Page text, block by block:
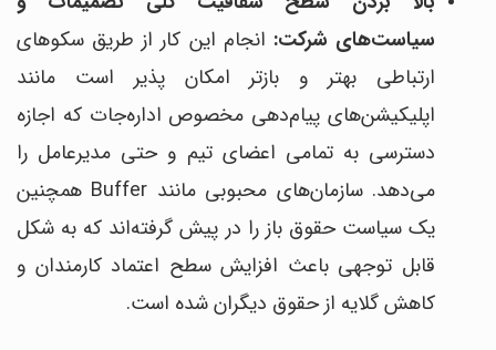
سیاست‎‌های شرکت:
انجام این کار از طریق سکوهای
ارتباطی بهتر و بازتر امکان پذیر است مانند
اپلیکیشن‌های پیام‌دهی مخصوص اداره‌جات که اجازه
دسترسی به تمامی اعضای تیم و حتی مدیرعامل را
می‌دهد. سازمان‌های محبوبی مانند Buffer همچنین
یک سیاست حقوق باز را در پیش گرفته‌اند که به شکل
قابل توجهی باعث افزایش سطح اعتماد کارمندان و
کاهش گلایه از حقوق دیگران شده است.